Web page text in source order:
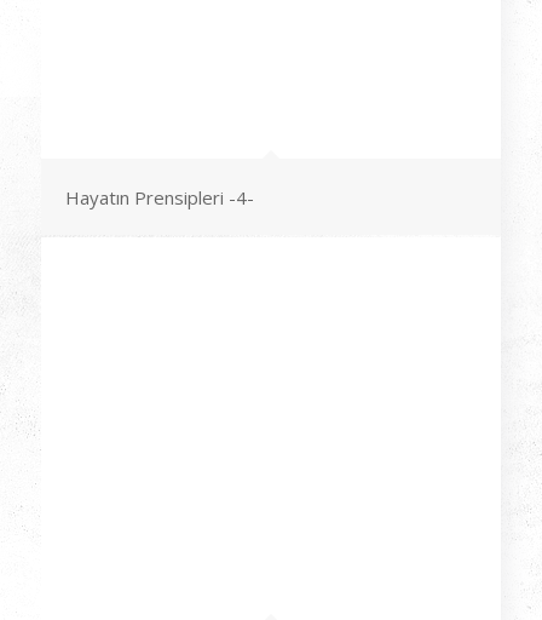
Hayatın Prensipleri -4-